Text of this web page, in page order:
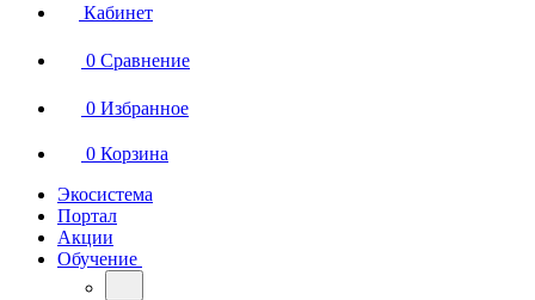
Кабинет
0 Сравнение
0 Избранное
0 Корзина
Экосистема
Портал
Акции
Обучение